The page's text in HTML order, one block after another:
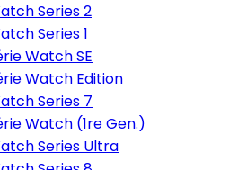
Series 2
Series 1
Watch SE
Watch Edition
Series 7
Watch (1re Gen.)
Series Ultra